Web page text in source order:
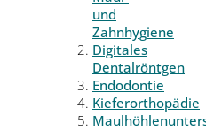
und
Zahnhygiene
Digitales
Dentalröntgen
Endodontie
Kieferorthopädie